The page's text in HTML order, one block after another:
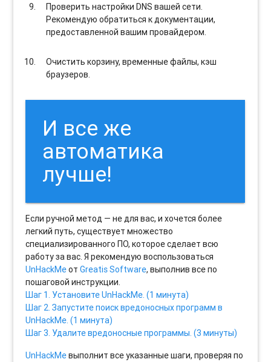
Проверить настройки DNS вашей сети.
Рекомендую обратиться к документации,
предоставленной вашим провайдером.
Очистить корзину, временные файлы, кэш
браузеров.
И все же
автоматика
лучше!
Если ручной метод — не для вас, и хочется более
легкий путь, существует множество
специализированного ПО, которое сделает всю
работу за вас. Я рекомендую воспользоваться
UnHackMeотGreatis Software, выполнив все по
пошаговой инструкции.
Шаг 1. Установите UnHackMe. (1 минута)
Шаг 2. Запустите поиск вредоносных программ в
UnHackMe. (1 минута)
Шаг 3. Удалите вредоносные программы. (3 минуты)
UnHackMeвыполнит все указанные шаги, проверяя по